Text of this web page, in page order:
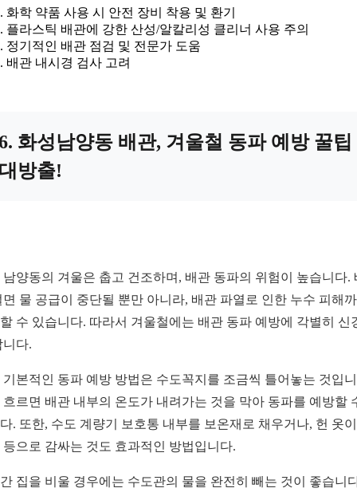
화학 약품 사용 시 안전 장비 착용 및 환기
플라스틱 배관에 강한 산성/알칼리성 클리너 사용 주의
정기적인 배관 점검 및 전문가 도움
배관 내시경 검사 고려
화성남양동 배관, 겨울철 동파 예방 꿀팁
방출!
남양동의 겨울은 춥고 건조하며, 배관 동파의 위험이 높습니다.
면 물 공급이 중단될 뿐만 아니라, 배관 파열로 인한 누수 피해
수 있습니다. 따라서 겨울철에는 배관 동파 예방에 각별히 신
니다.
기본적인 동파 예방 방법은 수도꼭지를 조금씩 틀어놓는 것입
흐르면 배관 내부의 온도가 내려가는 것을 막아 동파를 예방할
. 또한, 수도 계량기 보호통 내부를 보온재로 채우거나, 헌 옷
등으로 감싸는 것도 효과적인 방법입니다.
집을 비울 경우에는 수도관의 물을 완전히 빼는 것이 좋습니